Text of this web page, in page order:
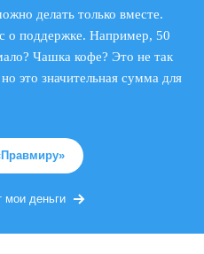
делать только вместе.
о поддержке. Например, 50
Чашка кофе? Это не так
это значительная сумма для
мои деньги